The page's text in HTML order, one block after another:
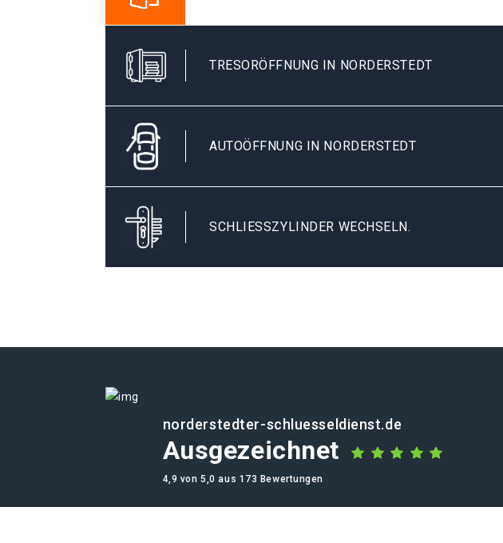
TRESORÖFFNUNG IN NORDERSTEDT
AUTOÖFFNUNG IN NORDERSTEDT
SCHLIESSZYLINDER WECHSELN.
norderstedter-schluesseldienst.de
Ausgezeichnet
4,9 von 5,0 aus 173 Bewertungen